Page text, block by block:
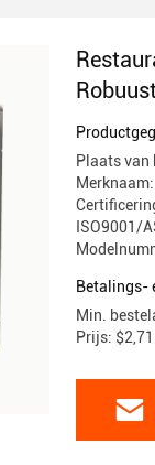
Plaats van
ISO9001/
Betalings-
Min.
Prijs: